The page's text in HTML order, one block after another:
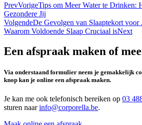
PrevVorigeTips om Meer Water te Drinken:
Gezondere Jij
VolgendeDe Gevolgen van Slaaptekort voor
Waarom Voldoende Slaap Cruciaal isNext
Een afspraak maken of
Via onderstaand formulier neem je gemakkelijk
knop kan je online een afspraak maken.
Je kan me ook telefonisch bereiken op 03
sturen naarinfo@corporella.be.